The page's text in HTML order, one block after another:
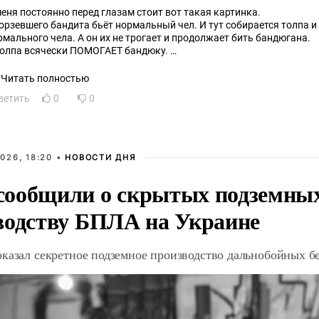
постоянно перед глазам стоит вот такая картинка.
бандита бьёт нормальный чел. И тут собирается толпа и
чела. А он их не трогает и продолжает бить бандюгана.
всячески ПОМОГАЕТ бандюку.
его во время драки.
исподтишка начинает пендели нормальному челу отпускать,
Читать полностью
0 0
18:20 • НОВОСТИ ДНЯ
о скрытых
БПЛА на Украине
секретное подземное производство дальнобойных